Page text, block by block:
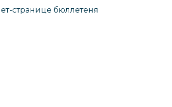
странице бюллетеня